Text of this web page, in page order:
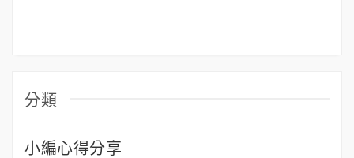
分類
小編心得分享